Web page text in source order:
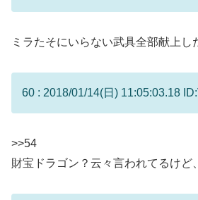
ミラたそにいらない武具全部献上し
60 : 2018/01/14(日) 11:05:03.18
>>54
財宝ドラゴン？云々言われてるけど